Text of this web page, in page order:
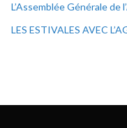
L’Assemblée Générale de
LES ESTIVALES AVEC